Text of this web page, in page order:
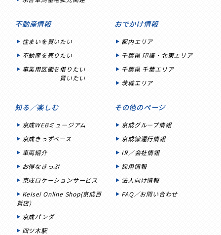
不動産情報
住まいを買いたい
不動産を売りたい
事業用区画を借りたい
買いたい
おでかけ情報
都内エリア
千葉県 印旛・北東エリア
千葉県 千葉エリア
茨城エリア
知る／楽しむ
京成WEBミュージアム
京成きっずベース
車両紹介
お得なきっぷ
京成ロケーションサービス
Keisei Online Shop(京成百
貨店)
京成パンダ
四ツ木駅
その他のページ
京成グループ情報
京成線運行情報
IR／会社情報
採用情報
法人向け情報
FAQ／お問い合わせ